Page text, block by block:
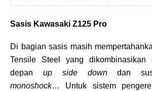
Sasis Kawasaki Z125 Pro
Di bagian sasis masih
Tensile Steel yang dikombinasikan
depan up side downdan
monoshock… Untuk sistem